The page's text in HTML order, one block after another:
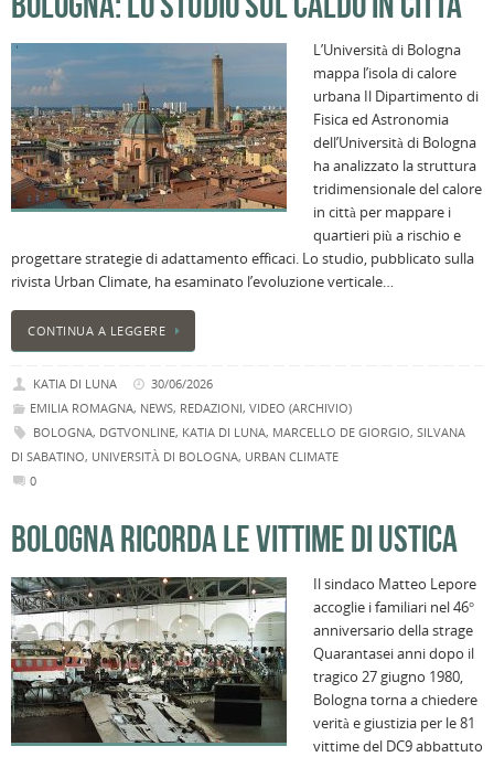
L’Università di Bologna
mappa l’isola di calore
urbana Il Dipartimento di
Fisica ed Astronomia
dell’Università di Bologna
ha analizzato la struttura
tridimensionale del calore
in città per mappare i
quartieri più a rischio e
progettare strategie di adattamento efficaci. Lo studio, pubblicato sulla
rivista Urban Climate, ha esaminato l’evoluzione verticale…
CONTINUA A LEGGERE
KATIA DI LUNA
30/06/2026
EMILIA ROMAGNA, NEWS, REDAZIONI, VIDEO (ARCHIVIO)
BOLOGNA, DGTVONLINE, KATIA DI LUNA, MARCELLO DE GIORGIO, SILVANA
DI SABATINO, UNIVERSITÀ DI BOLOGNA, URBAN CLIMATE
0
BOLOGNA RICORDA LE VITTIME DI USTICA
Il sindaco Matteo Lepore
accoglie i familiari nel 46°
anniversario della strage
Quarantasei anni dopo il
tragico 27 giugno 1980,
Bologna torna a chiedere
verità e giustizia per le 81
vittime del DC9 abbattuto